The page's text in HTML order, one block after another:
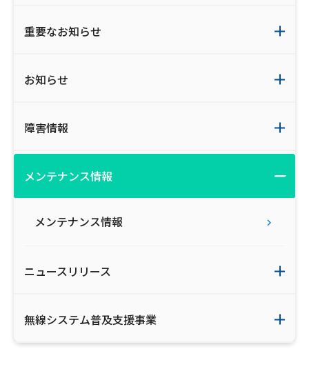
重要なお知らせ
お知らせ
障害情報
メンテナンス情報
メンテナンス情報
ニュースリリース
無線システム普及支援事業